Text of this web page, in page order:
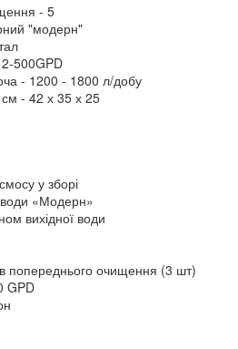
- 5
"модерн"
500GPD
- 1200 - 1800 л/добу
- 42 х 35 х 25
у зборі
«Модерн»
вихідної води
попереднього очищення (3 шт)
GPD